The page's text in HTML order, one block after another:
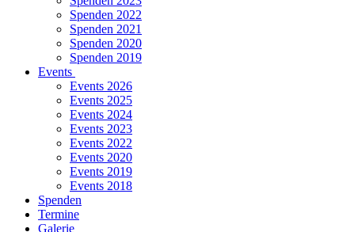
Spenden 2022
Spenden 2021
Spenden 2020
Spenden 2019
Events
Events 2026
Events 2025
Events 2024
Events 2023
Events 2022
Events 2020
Events 2019
Events 2018
Spenden
Termine
Galerie